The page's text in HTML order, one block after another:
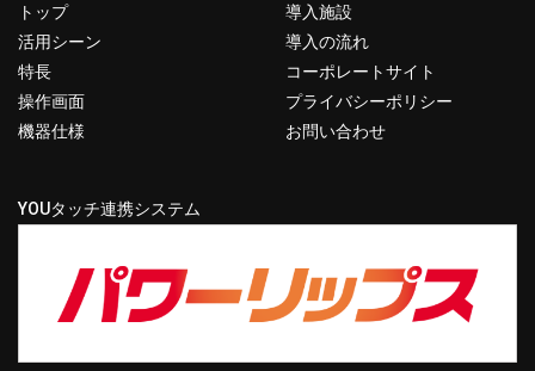
トップ
活用シーン
特長
操作画面
機器仕様
導入施設
導入の流れ
コーポレートサイト
プライバシーポリシー
お問い合わせ
YOUタッチ連携システム